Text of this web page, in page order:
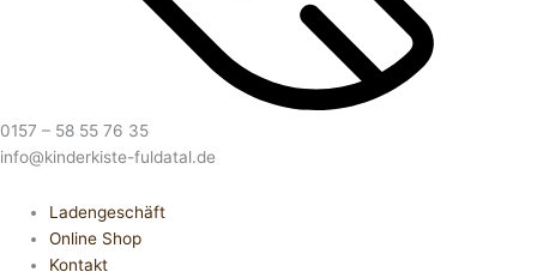
0157 – 58 55 76 35
info@kinderkiste-fuldatal.de
Ladengeschäft
Online Shop
Kontakt